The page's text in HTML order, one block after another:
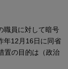
職員に対して暗号
年12月16日に同省
置の目的は（政治